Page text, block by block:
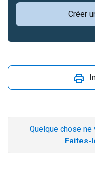
Créer
Quelque chose ne
Faites-